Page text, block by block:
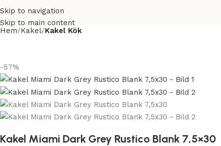
Skip to navigation
Skip to main content
Hem Kakel Kakel Kök
-57%
Kakel Miami Dark Grey Rustico Blank 7,5×30